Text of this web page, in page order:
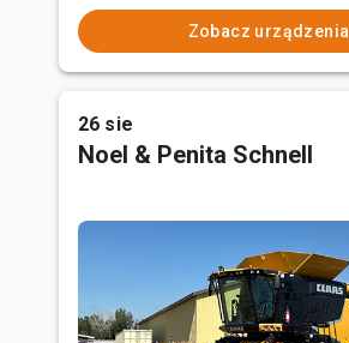
Zobacz urządzenia
26 sie
Noel & Penita Schnell